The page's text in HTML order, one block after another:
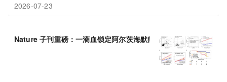
2026-07-23
Nature 子刊重磅：一滴血锁定阿尔茨海默病超早期风险，